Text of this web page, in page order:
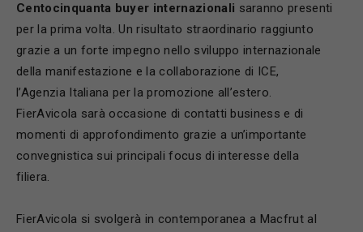
Centocinquanta buyer internazionali saranno presenti
per la prima volta. Un risultato straordinario raggiunto
grazie a un forte impegno nello sviluppo internazionale
della manifestazione e la collaborazione di ICE,
l’Agenzia Italiana per la promozione all’estero.
FierAvicola sarà occasione di contatti business e di
momenti di approfondimento grazie a un’importante
convegnistica sui principali focus di interesse della
filiera.
FierAvicola si svolgerà in contemporanea a Macfrut al